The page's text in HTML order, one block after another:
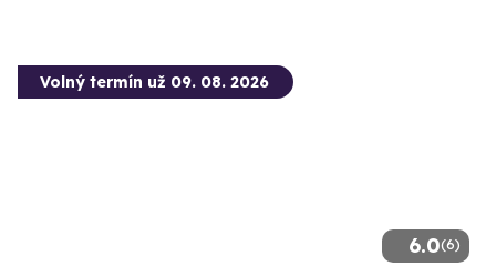
6.0(6)
Volný termín už 09. 08. 2026